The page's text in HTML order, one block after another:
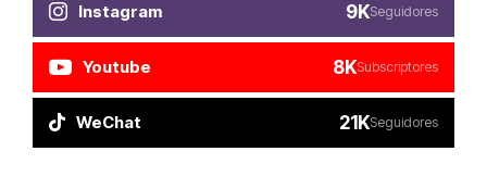
Instagram 9KSeguidores
Youtube 8KSubscriptores
WeChat 21KSeguidores